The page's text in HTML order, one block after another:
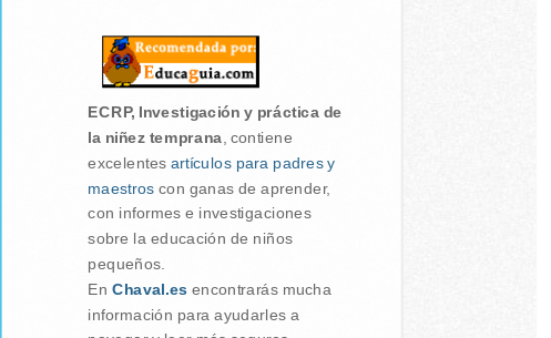
ECRP, Investigación y práctica de
la niñez temprana, contiene
excelentes artículos para padres y
maestros con ganas de aprender,
con informes e investigaciones
sobre la educación de niños
pequeños.
En Chaval.es encontrarás mucha
información para ayudarles a